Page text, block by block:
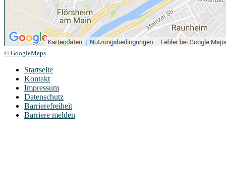
© GoogleMaps
Startseite
Kontakt
Impressum
Datenschutz
Barrierefreiheit
Barriere melden